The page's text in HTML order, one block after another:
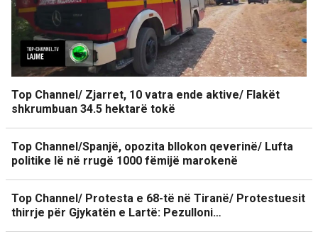
Top Channel/ Zjarret, 10 vatra ende aktive/ Flakët
shkrumbuan 34.5 hektarë tokë
Top Channel/Spanjë, opozita bllokon qeverinë/ Lufta
politike lë në rrugë 1000 fëmijë marokenë
Top Channel/ Protesta e 68-të në Tiranë/ Protestuesit
thirrje për Gjykatën e Lartë: Pezulloni…